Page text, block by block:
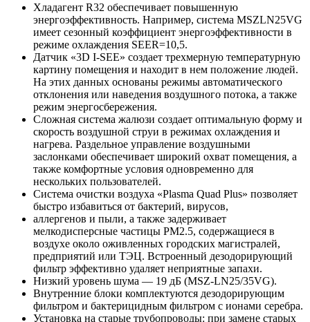
Хладагент R32 обеспечивает повышенную
энергоэффективность. Например, система MSZLN25VG
имеет сезонный коэффициент энергоэффективности в
режиме охлаждения SEER=10,5.
Датчик «3D I-SEE» создает трехмерную температурную
картину помещения и находит в нем положение людей.
На этих данных основаны режимы автоматического
отклонения или наведения воздушного потока, а также
режим энергосбережения.
Сложная система жалюзи создает оптимальную форму и
скорость воздушной струи в режимах охлаждения и
нагрева. Раздельное управление воздушными
заслонками обеспечивает широкий охват помещения, а
также комфортные условия одновременно для
нескольких пользователей.
Система очистки воздуха «Plasma Quad Plus» позволяет
быстро избавиться от бактерий, вирусов,
аллергенов и пыли, а также задерживает
мелкодисперсные частицы PM2.5, содержащиеся в
воздухе около оживленных городских магистралей,
предприятий или ТЭЦ. Встроенный дезодорирующий
фильтр эффективно удаляет неприятные запахи.
Низкий уровень шума — 19 дБ (MSZ-LN25/35VG).
Внутренние блоки комплектуются дезодорирующим
фильтром и бактерицидным фильтром с ионами серебра.
Установка на старые трубопроводы: при замене старых